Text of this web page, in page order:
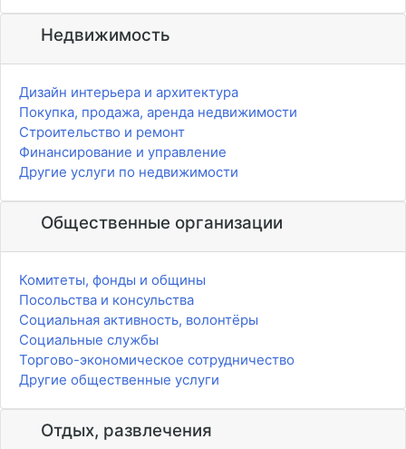
Недвижимость
Дизайн интерьера и архитектура
Покупка, продажа, аренда недвижимости
Строительство и ремонт
Финансирование и управление
Другие услуги по недвижимости
Общественные организации
Комитеты, фонды и общины
Посольства и консульства
Социальная активность, волонтёры
Социальные службы
Торгово-экономическое сотрудничество
Другие общественные услуги
Отдых, развлечения